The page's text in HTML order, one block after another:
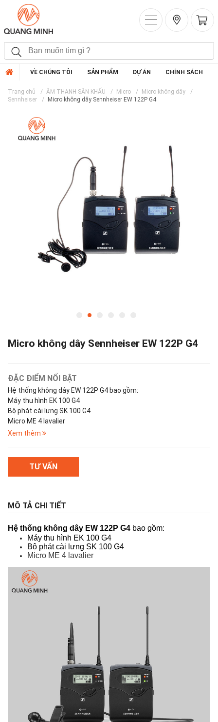
VỀ CHÚNG TÔI SẢN PHẨM DỰ ÁN CHÍNH SÁCH
Trang chủ ÂM THANH SÂN KHẤU Micro
Micro không dây
Sennheiser
Micro không dây Sennheiser EW 122P G4
Micro không dây Sennheiser EW 122P G4
ĐẶC ĐIỂM NỔI BẬT
Hệ thống không dây EW 122P G4 bao gồm:
Máy thu hình EK 100 G4
Bộ phát cài lưng SK 100 G4
Micro ME 4 lavalier
Xem thêm
TƯ VẤN
MÔ TẢ CHI TIẾT
Hệ thống không dây EW 122P G4 bao gồm:
Máy thu hình EK 100 G4
Bộ phát cài lưng SK 100 G4
Micro ME 4 lavalier